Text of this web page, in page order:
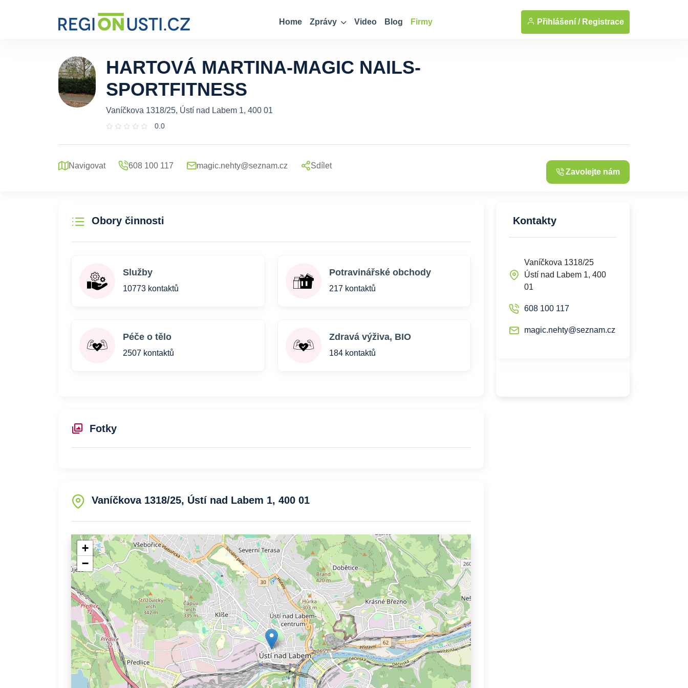
Home Zprávy Video Blog Firmy Přihlášení / Registrace
... Zobrazit fotografie
HARTOVÁ MARTINA-MAGIC NAILS-
SPORTFITNESS
Vaníčkova 1318/25, Ústí nad Labem 1, 400 01
0.0
Navigovat 608 100 117 magic.nehty@seznam.cz Sdílet
Zavolejte nám
Obory činnosti
Služby
10773 kontaktů
Potravinářské obchody
217 kontaktů
Péče o tělo
2507 kontaktů
Zdravá výživa, BIO
184 kontaktů
Fotky
Vaníčkova 1318/25, Ústí nad Labem 1, 400 01
+
−
Kontakty
Vaníčkova 1318/25
Ústí nad Labem 1, 400
01
608 100 117
magic.nehty@seznam.cz